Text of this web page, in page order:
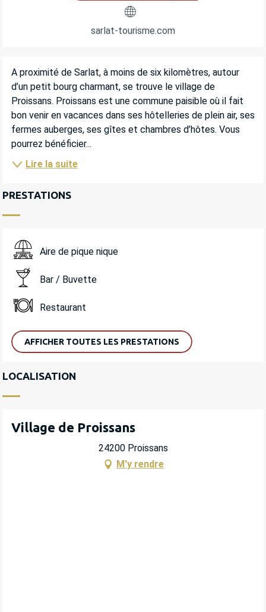
sarlat-tourisme.com
DESCRIPTION
A proximité de Sarlat, à moins de six kilomètres, autour
d’un petit bourg charmant, se trouve le village de
Proissans. Proissans est une commune paisible où il fait
bon venir en vacances dans ses hôtelleries de plein air, ses
fermes auberges, ses gîtes et chambres d’hôtes. Vous
pourrez bénéficier...
Lire la suite
PRESTATIONS
Aire de pique nique
Bar / Buvette
Restaurant
AFFICHER TOUTES LES PRESTATIONS
LOCALISATION
Village de Proissans
24200 Proissans
M'y rendre